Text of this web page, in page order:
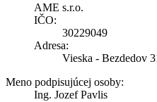
AME s.r.o.
IČO:
30229049
Adresa:
Vieska - Bezdedov
Meno podpisujúcej osoby:
Ing. Jozef Pavlis